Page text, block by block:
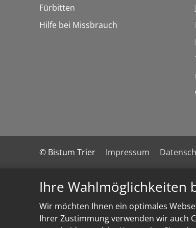
Ihre Wahlmöglichkeiten
Wir möchten Ihnen ein optimales
Ihrer Zustimmung verwenden wir auch
Fürbitten
Hilfe bei Missbrauch
© Bistum Trier Impressum